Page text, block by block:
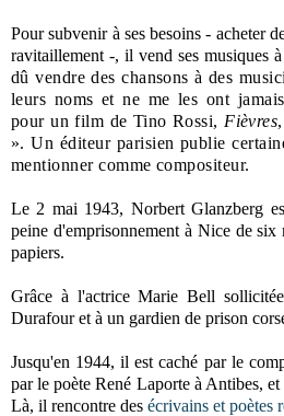
Pour subvenir à ses besoins - acheter
ravitaillement -, il vend ses musiques
dû vendre des chansons à des
leurs noms et ne me les ont
pour un film de Tino Rossi, Fièvres
». Un éditeur parisien publie
mentionner comme compositeur.
Le 2 mai 1943, Norbert Glanzberg
peine d'emprisonnement à Nice de
papiers.
Grâce à l'actrice Marie Bell
Durafour et à un gardien de prison
Jusqu'en 1944, il est caché par le
par le poète René Laporte à Antibes,
Là, il rencontre des écrivains et poètes